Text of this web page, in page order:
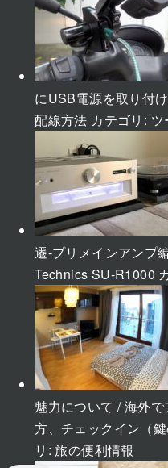
にUSB電源を取り付
配線方法 カテゴリ: ツ
遷-プリメインアンプ
Technics SU-R1000
魅力について / 海外
方、チェックイン（
リ:旅の便利情報